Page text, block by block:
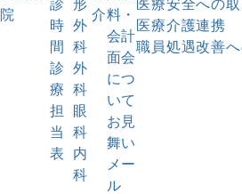
診
時
間
診
療
担
当
表
形
外
科
外
科
眼
科
内
科
介料・
会計
面会
につ
いて
お見
舞い
メー
ル
医療安全への
医療介護連携
職員処遇改善へ